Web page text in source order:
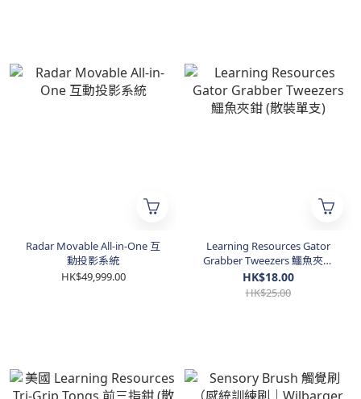
Radar Movable All-in-One 互
動投影系統
HK$49,999.00
Learning Resources Gator
Grabber Tweezers 鱷魚夾鉗
(散裝單支)
HK$18.00
HK$25.00